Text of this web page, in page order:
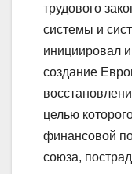
трудового
системы и
инициировал
создание
целью
финансовой
союза,